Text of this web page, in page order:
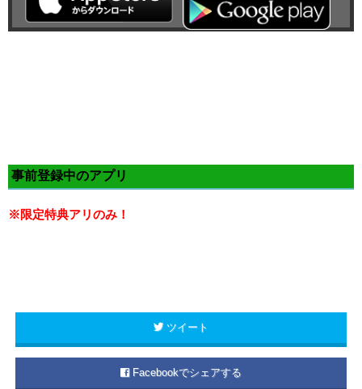
事前登録中のアプリ
※限定特典アリのみ！
ツイート
Facebookでシェアする